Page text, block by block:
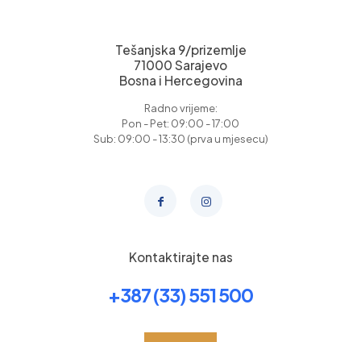
Tešanjska 9/prizemlje
71000 Sarajevo
Bosna i Hercegovina
Radno vrijeme:
Pon - Pet: 09:00 - 17:00
Sub: 09:00 - 13:30 (prva u mjesecu)
Kontaktirajte nas
+387 (33) 551 500